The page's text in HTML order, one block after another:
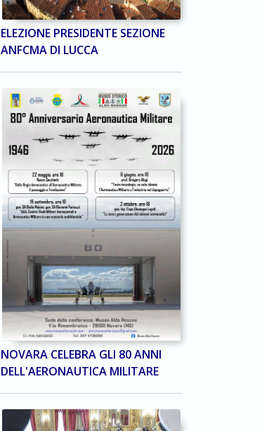
ELEZIONE PRESIDENTE SEZIONE
ANFCMA DI LUCCA
NOVARA CELEBRA GLI 80 ANNI
DELL'AERONAUTICA MILITARE